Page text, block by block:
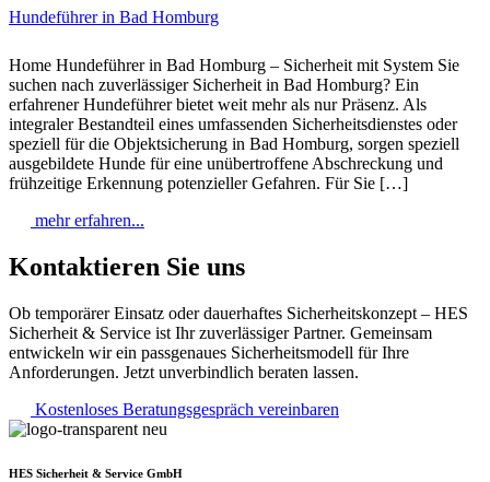
Hundeführer in Bad Homburg
Home Hundeführer in Bad Homburg – Sicherheit mit System Sie
suchen nach zuverlässiger Sicherheit in Bad Homburg? Ein
erfahrener Hundeführer bietet weit mehr als nur Präsenz. Als
integraler Bestandteil eines umfassenden Sicherheitsdienstes oder
speziell für die Objektsicherung in Bad Homburg, sorgen speziell
ausgebildete Hunde für eine unübertroffene Abschreckung und
frühzeitige Erkennung potenzieller Gefahren. Für Sie […]
mehr erfahren...
Kontaktieren Sie uns
Ob temporärer Einsatz oder dauerhaftes Sicherheitskonzept – HES
Sicherheit & Service ist Ihr zuverlässiger Partner. Gemeinsam
entwickeln wir ein passgenaues Sicherheitsmodell für Ihre
Anforderungen. Jetzt unverbindlich beraten lassen.
Kostenloses Beratungsgespräch vereinbaren
HES Sicherheit & Service GmbH